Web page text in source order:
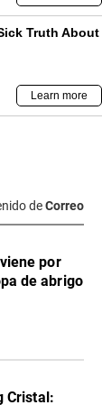
deCorreo
por
de abrigo
Cristal: